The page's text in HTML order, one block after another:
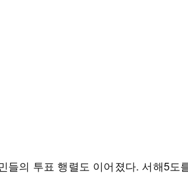
들의 투표 행렬도 이어졌다. 서해5도